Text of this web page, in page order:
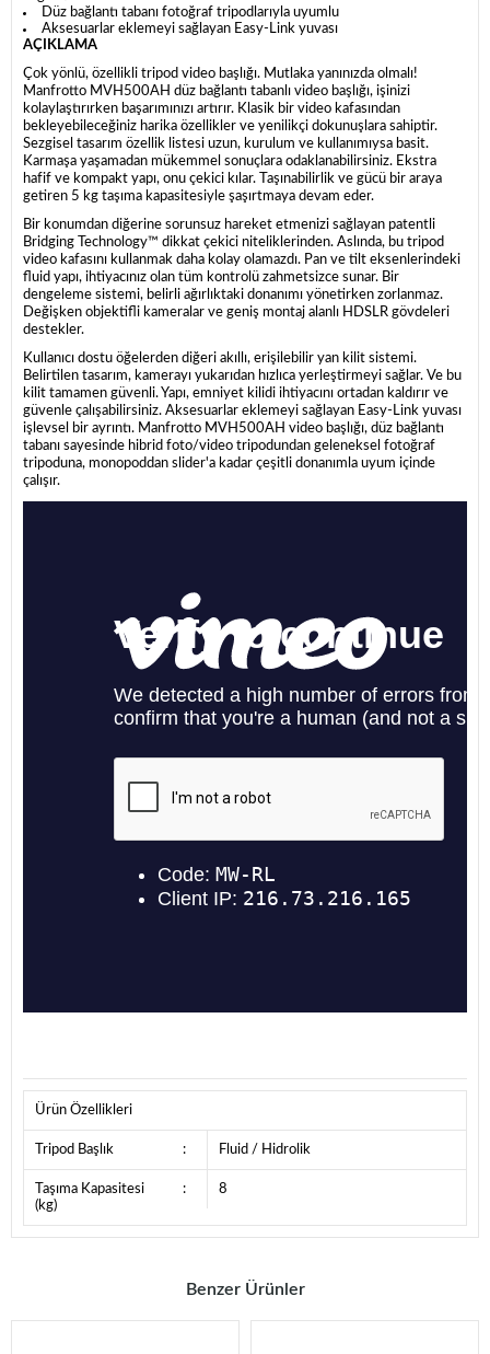
Düz bağlantı tabanı fotoğraf tripodlarıyla uyumlu
Aksesuarlar eklemeyi sağlayan Easy-Link yuvası
AÇIKLAMA
Çok yönlü, özellikli tripod video başlığı. Mutlaka yanınızda olmalı!
Manfrotto MVH500AH düz bağlantı tabanlı video başlığı, işinizi
kolaylaştırırken başarımınızı artırır. Klasik bir video kafasından
bekleyebileceğiniz harika özellikler ve yenilikçi dokunuşlara sahiptir.
Sezgisel tasarım özellik listesi uzun, kurulum ve kullanımıysa basit.
Karmaşa yaşamadan mükemmel sonuçlara odaklanabilirsiniz. Ekstra
hafif ve kompakt yapı, onu çekici kılar. Taşınabilirlik ve gücü bir araya
getiren 5 kg taşıma kapasitesiyle şaşırtmaya devam eder.
Bir konumdan diğerine sorunsuz hareket etmenizi sağlayan patentli
Bridging Technology™ dikkat çekici niteliklerinden. Aslında, bu tripod
video kafasını kullanmak daha kolay olamazdı. Pan ve tilt eksenlerindeki
fluid yapı, ihtiyacınız olan tüm kontrolü zahmetsizce sunar. Bir
dengeleme sistemi, belirli ağırlıktaki donanımı yönetirken zorlanmaz.
Değişken objektifli kameralar ve geniş montaj alanlı HDSLR gövdeleri
destekler.
Kullanıcı dostu öğelerden diğeri akıllı, erişilebilir yan kilit sistemi.
Belirtilen tasarım, kamerayı yukarıdan hızlıca yerleştirmeyi sağlar. Ve bu
kilit tamamen güvenli. Yapı, emniyet kilidi ihtiyacını ortadan kaldırır ve
güvenle çalışabilirsiniz. Aksesuarlar eklemeyi sağlayan Easy-Link yuvası
işlevsel bir ayrıntı. Manfrotto MVH500AH video başlığı, düz bağlantı
tabanı sayesinde hibrid foto/video tripodundan geleneksel fotoğraf
tripoduna, monopoddan slider'a kadar çeşitli donanımla uyum içinde
çalışır.
Ürün Özellikleri
Tripod Başlık : Fluid / Hidrolik
Taşıma Kapasitesi
(kg)
: 8
Benzer Ürünler